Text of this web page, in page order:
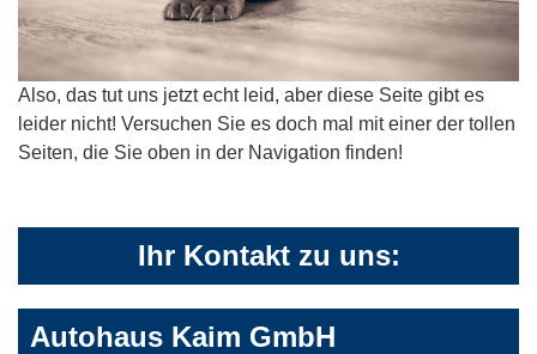
Also, das tut uns jetzt echt leid, aber diese Seite gibt es
leider nicht! Versuchen Sie es doch mal mit einer der tollen
Seiten, die Sie oben in der Navigation finden!
Ihr Kontakt zu uns:
Autohaus Kaim GmbH